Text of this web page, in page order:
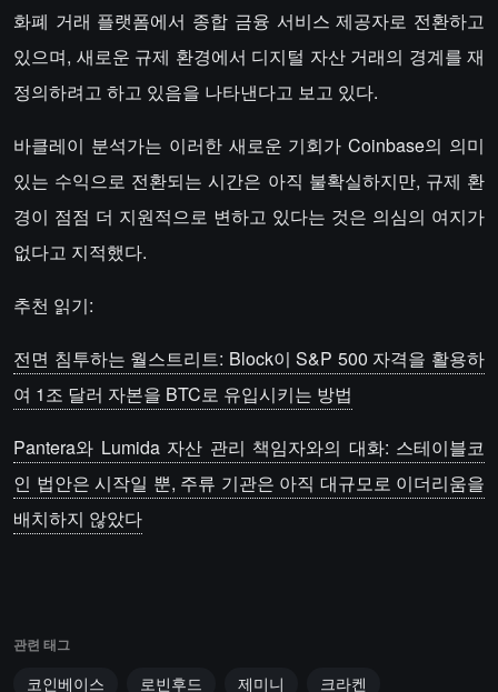
화폐 거래 플랫폼에서 종합 금융 서비스 제공자로 전환하고
있으며, 새로운 규제 환경에서 디지털 자산 거래의 경계를 재
정의하려고 하고 있음을 나타낸다고 보고 있다.
바클레이 분석가는 이러한 새로운 기회가 Coinbase의 의미
있는 수익으로 전환되는 시간은 아직 불확실하지만, 규제 환
경이 점점 더 지원적으로 변하고 있다는 것은 의심의 여지가
없다고 지적했다.
추천 읽기:
전면 침투하는 월스트리트: Block이 S&P 500 자격을 활용하
여 1조 달러 자본을 BTC로 유입시키는 방법
Pantera와 Lumida 자산 관리 책임자와의 대화: 스테이블코
인 법안은 시작일 뿐, 주류 기관은 아직 대규모로 이더리움을
배치하지 않았다
관련 태그
코인베이스 로빈후드 제미니 크라켄